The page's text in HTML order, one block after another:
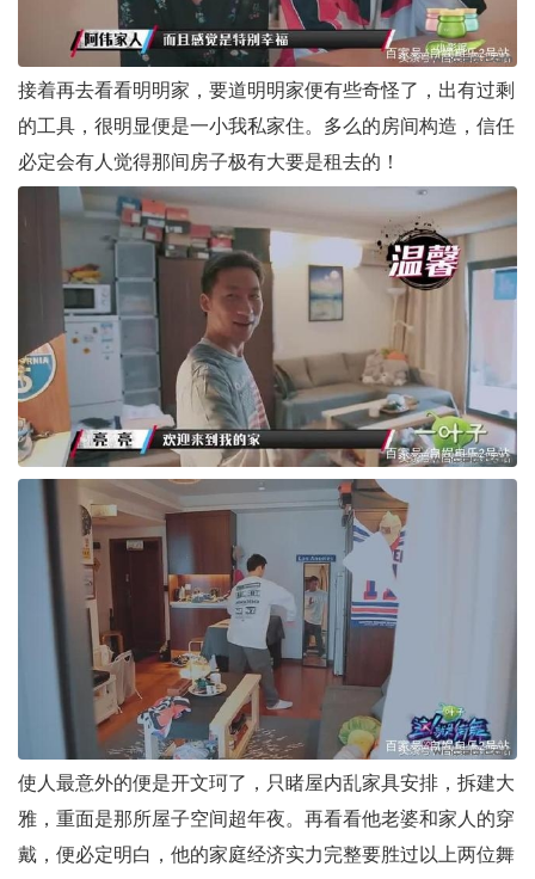
接着再去看看明明家，要道明明家便有些奇怪了，出有过剩
的工具，很明显便是一小我私家住。多么的房间构造，信任
必定会有人觉得那间房子极有大要是租去的！
使人最意外的便是开文珂了，只睹屋内乱家具安排，拆建大
雅，重面是那所屋子空间超年夜。再看看他老婆和家人的穿
戴，便必定明白，他的家庭经济实力完整要胜过以上两位舞